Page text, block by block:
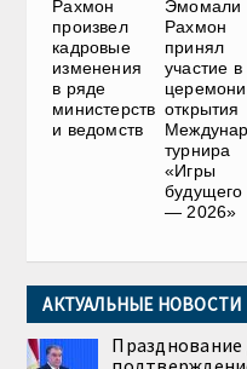
Рахмон
произвел
кадровые
изменения
в ряде
министерств
и ведомств
Эмомали
Рахмон
принял
участие в
открытия
турнира
«Игры
будущего
— 2026»
АКТУАЛЬНЫЕ НОВОСТИ
Празднование